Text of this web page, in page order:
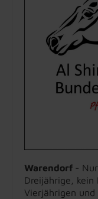
Warendorf -
Dreijährige,
Vierjährigen